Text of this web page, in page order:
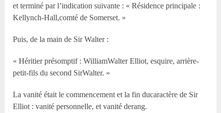
et terminé par l’indication suivante : « Résidence principale :
Kellynch-Hall,comté de Somerset. »
Puis, de la main de Sir Walter :
« Héritier présomptif : WilliamWalter Elliot, esquire, arrière-
petit-fils du second SirWalter. »
La vanité était le commencement et la fin ducaractère de Sir
Elliot : vanité personnelle, et vanité derang.